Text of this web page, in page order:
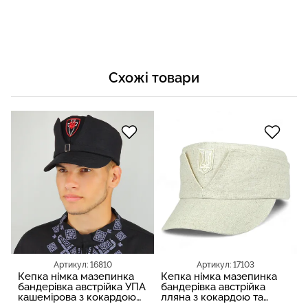
Схожі товари
Артикул: 16810
Кепка німка мазепинка
бандерівка австрійка УПА
кашемірова з кокардою
Артикул: 17103
Кепка німка мазепинка
бандерівка австрійка
лляна з кокардою та